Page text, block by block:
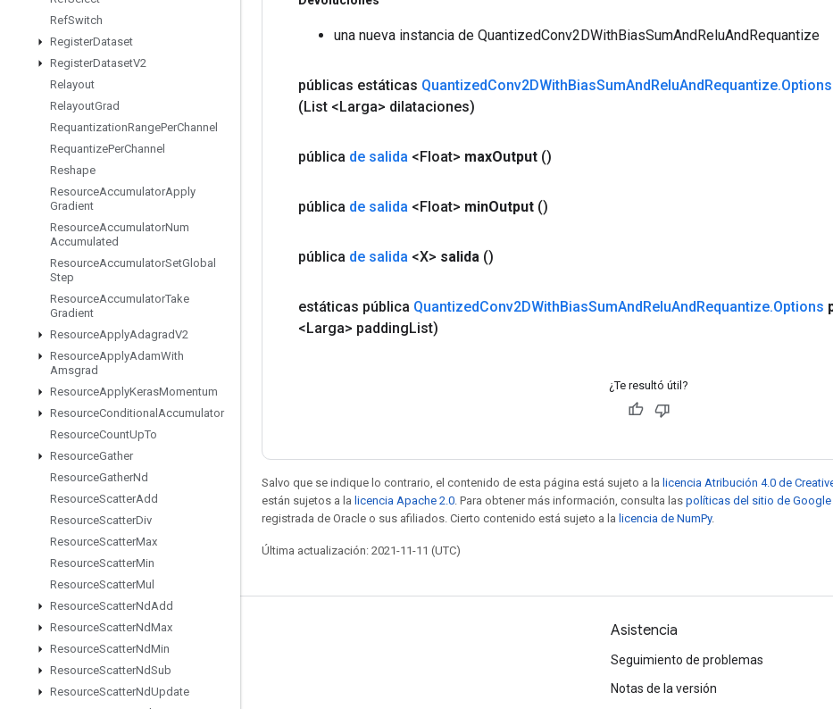
RefSwitch
RegisterDataset
RegisterDatasetV2
Relayout
RelayoutGrad
RequantizationRangePerChannel
RequantizePerChannel
Reshape
ResourceAccumulatorApply
Gradient
ResourceAccumulatorNum
Accumulated
ResourceAccumulatorSetGlobal
Step
ResourceAccumulatorTake
Gradient
ResourceApplyAdagradV2
ResourceApplyAdamWith
Amsgrad
ResourceApplyKerasMomentum
ResourceConditional Accumulator
ResourceCountUpTo
ResourceGather
ResourceGatherNd
ResourceScatterAdd
ResourceScatterDiv
ResourceScatterMax
ResourceScatterMin
ResourceScatterMul
ResourceScatterNdAdd
ResourceScatterNdMax
ResourceScatterNdMin
ResourceScatterNdSub
ResourceScatterNdUpdate
una nueva instancia de QuantizedConv2DWithBiasSumAndReluAndRequantize
públicas estáticas QuantizedConv2DWithBiasSumAndReluAndRequantize.Options
(List <Larga> dilataciones)
pública de salida <Float> maxOutput ()
pública de salida <Float> minOutput ()
pública de salida <X> salida ()
estáticas pública QuantizedConv2DWithBiasSumAndReluAndRequantize.Options
<Larga> paddingList)
¿Te resultó útil?
Salvo que se indique lo contrario, el contenido de esta página está sujeto a la licencia Atribución 4.0 de
están sujetos a la licencia Apache 2.0 . Para obtener más información, consulta las políticas del sitio de
registrada de Oracle o sus afiliados. Cierto contenido está sujeto a la licencia de NumPy.
Última actualización: 2021-11-11 (UTC)
Mantente conectado
Foro
Asistencia
Seguimiento de problemas
Notas de la versión